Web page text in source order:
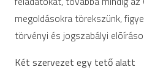
megoldásokra törekszünk,
törvényi és jogszabályi
Két szervezet egy tetőalatt